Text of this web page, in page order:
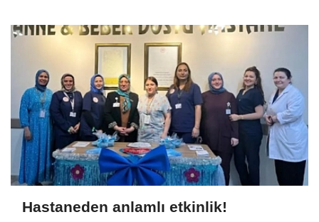
Hastaneden anlamlı etkinlik!